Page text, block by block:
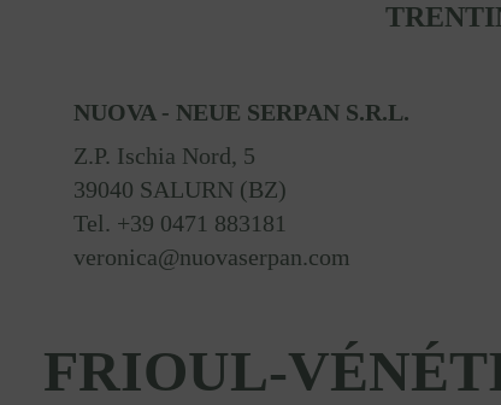
NUOVA - NEUE SERPAN S.R.L.
Z.P. Ischia Nord, 5
39040 SALURN (BZ)
Tel. +39 0471 883181
veronica@nuovaserpan.com
FRIOUL-